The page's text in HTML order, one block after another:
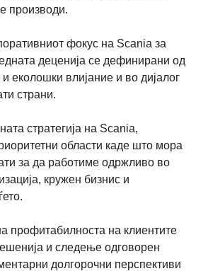
производи.
фокус на Scania за
деценија се дефинирани од
еколошки влијание и во дијалог
страни.
стратегија на Scania,
области каде што мора
за да работиме одржливо во
кружен бизнис и
профитабилноста на клиентите
и следење одговорен
долгорочни перспективи